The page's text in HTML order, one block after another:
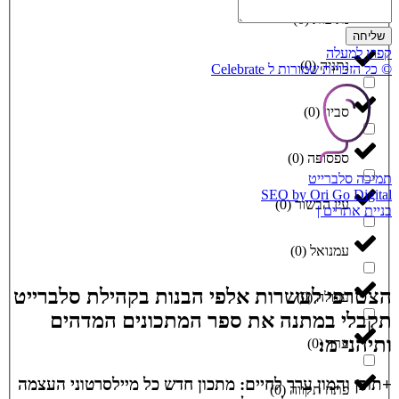
נתיבות(
0
)
נתניה(
0
)
סביון(
0
)
ספסופה (
0
)
עין הבשור(
0
)
עמנואל (
0
)
עפולה(
0
)
ערד(
0
)
פתח תקווה (
0
)
שליחה
קפוץ למעלה
© כל הזכויות שמורות ל Celebrate
תמיכה סלברייט
SEO by Ori Go Digital
בניית אתרים |
הצטרפי לעשרות אלפי הבנות בקהילת סלברייט
תקבלי במתנה את ספר המתכונים המדהים
ותיהני מ:
+תוכן והמון ערך לחיים: מתכון חדש כל מיילסרטוני העצמה